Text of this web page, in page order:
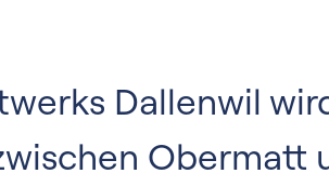
Dallenwil
Obermatt